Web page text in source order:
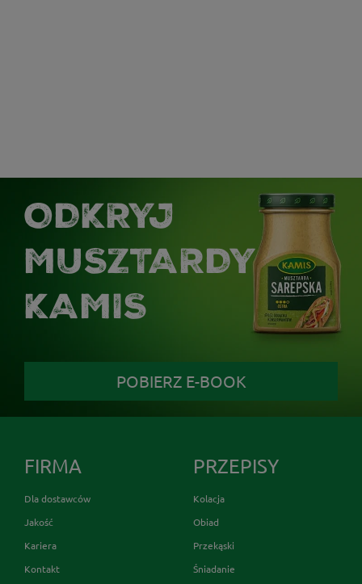
ODKRYJ
MUSZTARDY
KAMIS
POBIERZ E-BOOK
FIRMA
Dla dostawców
Jakość
Kariera
Kontakt
PRZEPISY
Kolacja
Obiad
Przekąski
Śniadanie